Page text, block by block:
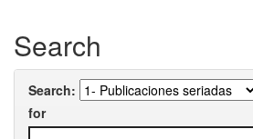
Search
Search:
for